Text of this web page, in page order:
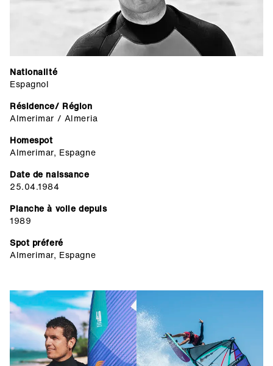
Nationalité
Espagnol
Résidence/ Région
Almerimar / Almeria
Homespot
Almerimar, Espagne
Date de naissance
25.04.1984
Planche à voile depuis
1989
Spot préferé
Almerimar, Espagne